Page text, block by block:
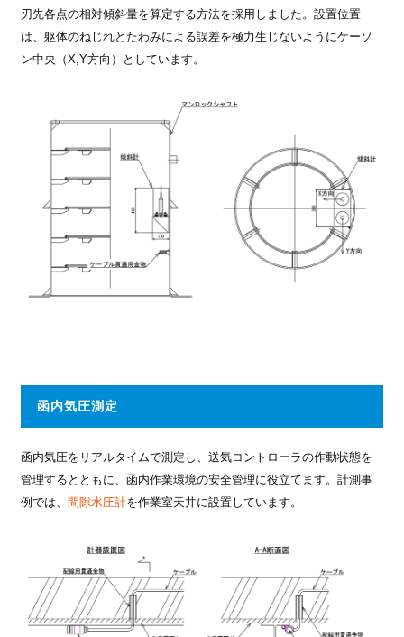
刃先各点の相対傾斜量を算定する方法を採用しました。設置位置
は、躯体のねじれとたわみによる誤差を極力生じないようにケーソ
ン中央（X,Y方向）としています。
函内気圧測定
函内気圧をリアルタイムで測定し、送気コントローラの作動状態を
管理するとともに、函内作業環境の安全管理に役立てます。計測事
例では、 間隙水圧計を作業室天井に設置しています。